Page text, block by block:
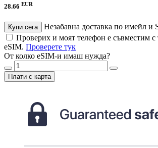
28.66 EUR
Купи сега
Незабавна доставка по имейл и
Проверих и моят телефон е съвместим с
eSIM. Проверете тук
От колко eSIM-и имаш нужда?
Плати с карта